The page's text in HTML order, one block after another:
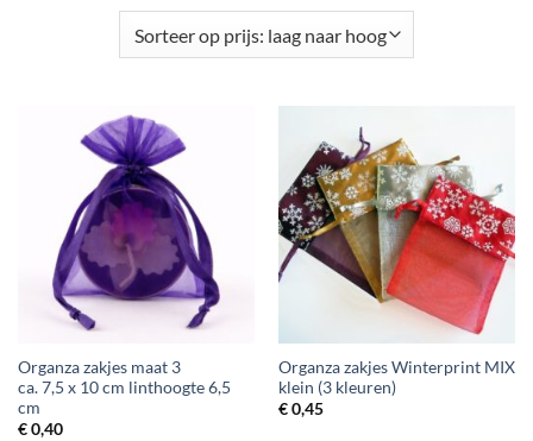
Organza zakjes maat 3
ca. 7,5 x 10 cm linthoogte 6,5
cm
€0,40
Organza zakjes Winterprint MIX
klein (3 kleuren)
€0,45